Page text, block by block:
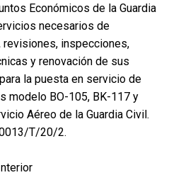
Económicos de la Guardia
necesarios de
revisiones, inspecciones,
y renovación de sus
la puesta en servicio de
modelo BO-105, BK-117 y
Aéreo de la Guardia Civil.
T/20/2.